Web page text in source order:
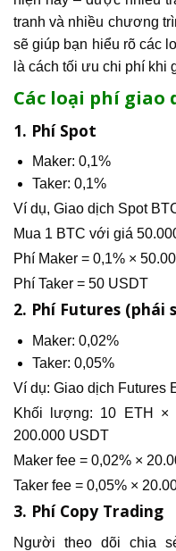
tranh và nhiều chương
sẽ giúp bạn hiểu rõ các
là cách tối ưu chi phí khi
Các loại phí giao
1. Phí Spot
Maker: 0,1%
Taker: 0,1%
Ví dụ, Giao dịch Spot
Mua 1 BTC với giá
Phí Maker = 0,1% ×
Phí Taker = 50 USDT
2. Phí Futures (phái
Maker: 0,02%
Taker: 0,05%
Ví dụ: Giao dịch Futures
Khối lượng: 10 ETH ×
200.000 USDT
Maker fee = 0,02% ×
Taker fee = 0,05% ×
3. Phí Copy Trading
Người theo dõi chia